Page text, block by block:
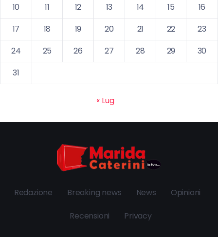
10
11 12 13 14 15
16
17
18 19 20 21 22
23
24
25 26 27 28 29
30
31
« Lug
Redazione Breaking news News Opinioni
Recensioni Privacy